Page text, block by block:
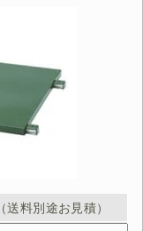
送料別途お見積）